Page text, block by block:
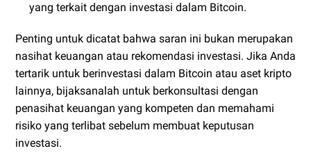
yang terkait dengan investasi dalam Bitcoin.
Penting untuk dicatat bahwa saran ini bukan merupakan
nasihat keuangan atau rekomendasi investasi. Jika Anda
tertarik untuk berinvestasi dalam Bitcoin atau aset kripto
lainnya, bijaksanalah untuk berkonsultasi dengan
penasihat keuangan yang kompeten dan memahami
risiko yang terlibat sebelum membuat keputusan
investasi.